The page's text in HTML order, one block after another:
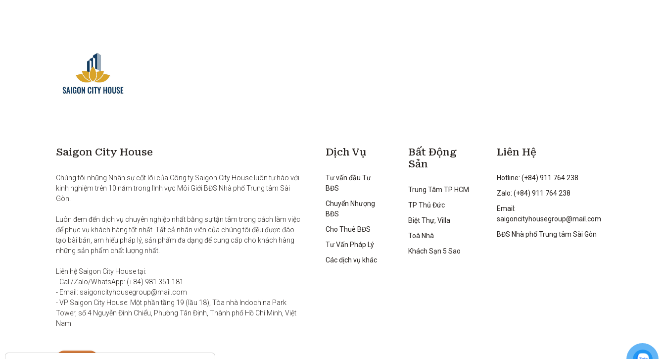
Saigon City House
Chúng tôi những Nhân sự cốt lõi của Công ty Saigon City House luôn tự hào với
kinh nghiệm trên 10 năm trong lĩnh vực Môi Giới BĐS Nhà phố Trung tâm Sài
Gòn.
Luôn đem đến dịch vụ chuyên nghiệp nhất bằng sự tận tâm trong cách làm việc
để phục vụ khách hàng tốt nhất. Tất cả nhân viên của chúng tôi đều được đào
tạo bài bản, am hiểu pháp lý, sản phẩm đa dạng để cung cấp cho khách hàng
những sản phẩm chất lượng nhất.
Liên hệ Saigon City House tại:
- Call/Zalo/WhatsApp: (+84) 981 351 181
- Email: saigoncityhousegroup@mail.com
- VP Saigon City House: Một phần tầng 19 (lầu 18), Tòa nhà Indochina Park
Tower, số 4 Nguyễn Đình Chiểu, Phường Tân Định, Thành phố Hồ Chí Minh, Việt
Nam
Dịch Vụ
Tư vấn đầu Tư
BĐS
Chuyển Nhượng
BĐS
Cho Thuê BĐS
Tư Vấn Pháp Lý
Các dịch vụ khác
Bất Động
Sản
Trung Tâm TP HCM
TP Thủ Đức
Biệt Thự, Villa
Toà Nhà
Khách Sạn 5 Sao
Liên Hệ
Hotline: (+84) 911 764 238
Zalo: (+84) 911 764 238
Email:
saigoncityhousegroup@mail.com
BĐS Nhà phố Trung tâm Sài Gòn